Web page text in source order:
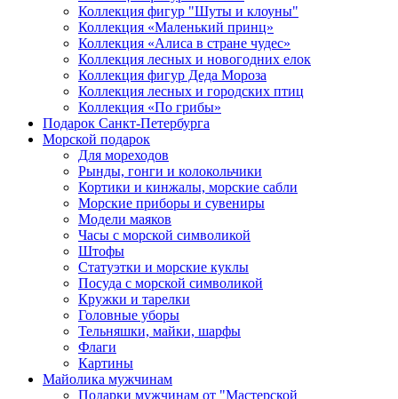
Коллекция фигур "Шуты и клоуны"
Коллекция «Маленький принц»
Коллекция «Алиса в стране чудес»
Коллекция лесных и новогодних елок
Коллекция фигур Деда Мороза
Коллекция лесных и городских птиц
Коллекция «По грибы»
Подарок Санкт-Петербурга
Морской подарок
Для мореходов
Рынды, гонги и колокольчики
Кортики и кинжалы, морские сабли
Морские приборы и сувениры
Модели маяков
Часы с морской символикой
Штофы
Статуэтки и морские куклы
Посуда с морской символикой
Кружки и тарелки
Головные уборы
Тельняшки, майки, шарфы
Флаги
Картины
Майолика мужчинам
Подарки мужчинам от "Мастерской